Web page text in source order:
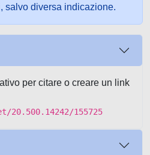
salvo diversa indicazione.
per citare o creare un link
155725